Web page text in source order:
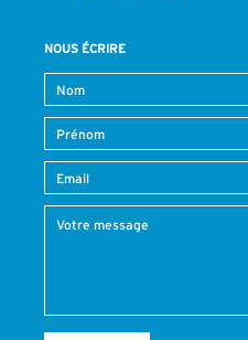
NOUS ÉCRIRE